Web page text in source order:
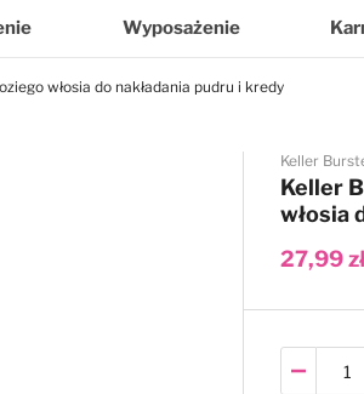
Wyposażenie
włosia do nakładania pudru i kredy
Keller
Keller
włosia
27,99